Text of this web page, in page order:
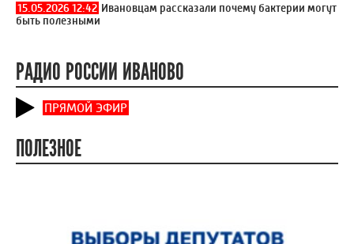
15.05.2026 12:42 Ивановцам рассказали почему бактерии могут
быть полезными
РАДИО РОССИИ ИВАНОВО
ПРЯМОЙ ЭФИР
ПОЛЕЗНОЕ